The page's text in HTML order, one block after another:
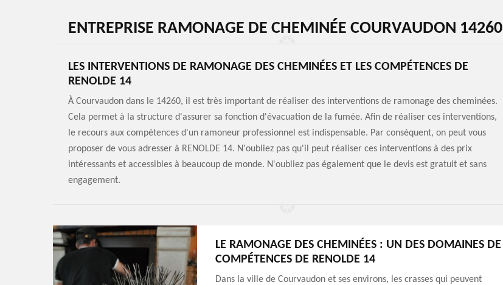
ENTREPRISE RAMONAGE DE CHEMINÉE COURVAUDON 14260
LES INTERVENTIONS DE RAMONAGE DES CHEMINÉES ET LES COMPÉTENCES DE
RENOLDE 14
À Courvaudon dans le 14260, il est très important de réaliser des interventions de ramonage des cheminées.
Cela permet à la structure d'assurer sa fonction d'évacuation de la fumée. Afin de réaliser ces interventions,
le recours aux compétences d'un ramoneur professionnel est indispensable. Par conséquent, on peut vous
proposer de vous adresser à RENOLDE 14. N'oubliez pas qu'il peut réaliser ces interventions à des prix
intéressants et accessibles à beaucoup de monde. N'oubliez pas également que le devis est gratuit et sans
engagement.
LE RAMONAGE DES CHEMINÉES : UN DES DOMAINES DE
COMPÉTENCES DE RENOLDE 14
Dans la ville de Courvaudon et ses environs, les crasses qui peuvent